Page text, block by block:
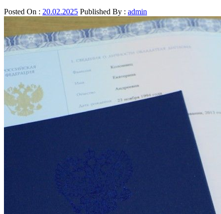
Posted On : 20.02.2025 Published By : admin